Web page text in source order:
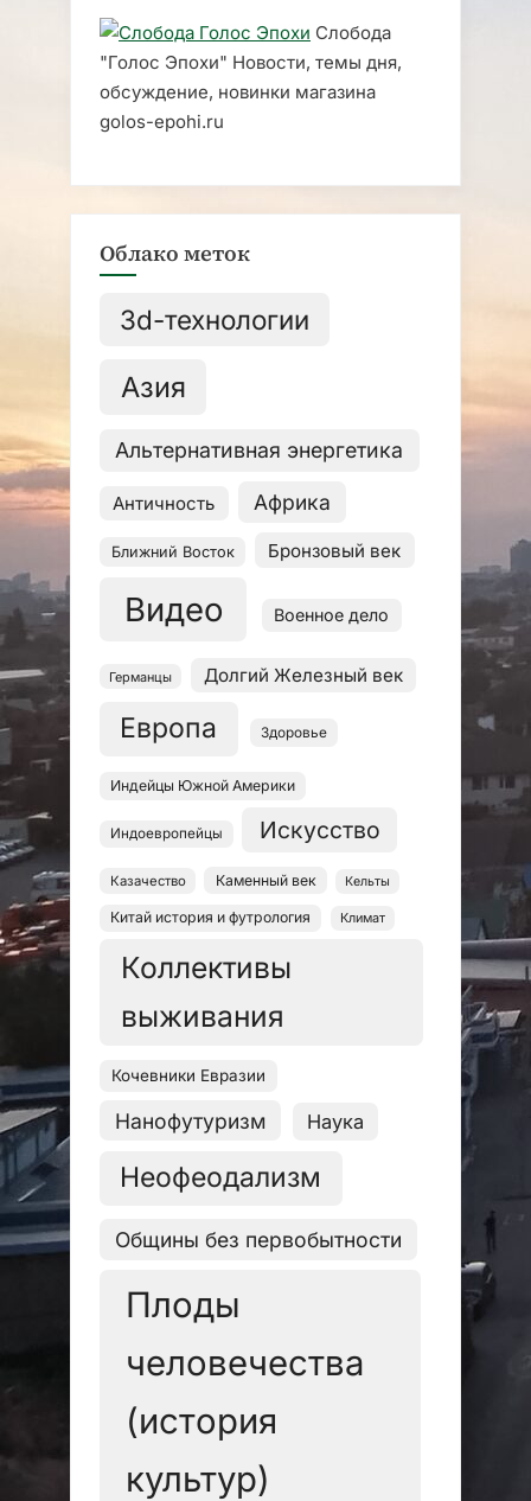
Слобода
"Голос Эпохи" Новости, темы дня,
обсуждение, новинки магазина
golos-epohi.ru
Облако меток
3d-технологии
Азия
Альтернативная энергетика
Античность Африка
Ближний Восток Бронзовый век
Видео Военное дело
Германцы Долгий Железный век
Европа Здоровье
Индейцы Южной Америки
Индоевропейцы Искусство
Казачество Каменный век Кельты
Китай история и футрология Климат
Коллективы
выживания
Кочевники Евразии
Нанофутуризм Наука
Неофеодализм
Общины без первобытности
Плоды
человечества
(история
культур)